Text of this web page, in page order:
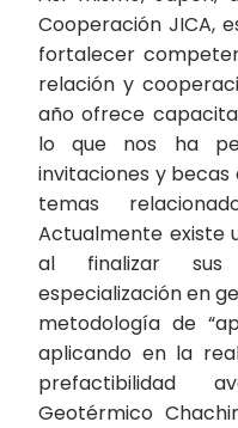
Cooperación JICA,
fortalecer
relación y
año ofrece
lo que nos ha
invitaciones y
temas
Actualmente existe
al finalizar sus
especialización en
metodología de
aplicando en la
prefactibilidad
Geotérmico